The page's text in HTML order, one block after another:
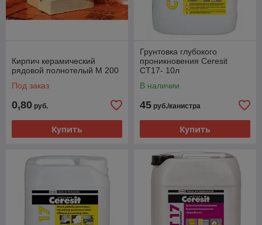
Кирпич керамический
рядовой полнотелый М 200
Под заказ
0,80 руб.
Купить
Грунтовка глубокого
проникновения Ceresit
CT17- 10л
В наличии
45 руб./канистра
Купить